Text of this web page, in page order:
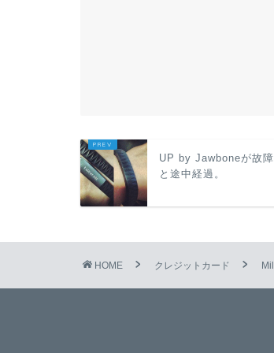
UP by Jawboneが故
と途中経過。
HOME クレジットカード